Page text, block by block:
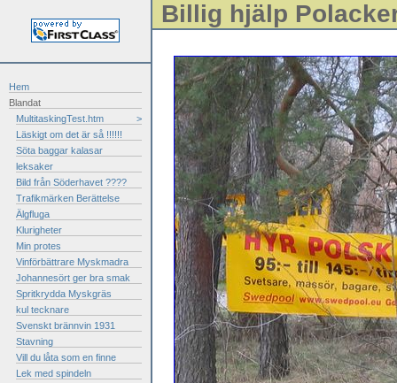
Hem
Blandat
MultitaskingTest.htm
>
Läskigt om det är så !!!!!!
Söta baggar kalasar
leksaker
Bild från Söderhavet ????
Trafikmärken Berättelse
Älgfluga
Klurigheter
Min protes
Vinförbättrare Myskmadra
Johannesört ger bra smak
Spritkrydda Myskgräs
kul tecknare
Svenskt brännvin 1931
Stavning
Vill du låta som en finne
Lek med spindeln
Billig hjälp